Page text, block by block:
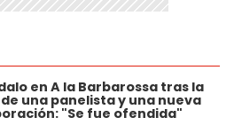
en A la Barbarossa tras la
una panelista y una nueva
"Se fue ofendida"